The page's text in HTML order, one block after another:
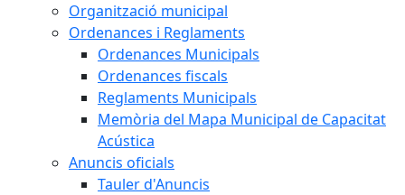
Organització municipal
Ordenances i Reglaments
Ordenances Municipals
Ordenances fiscals
Reglaments Municipals
Memòria del Mapa Municipal de Capacitat
Acústica
Anuncis oficials
Tauler d'Anuncis